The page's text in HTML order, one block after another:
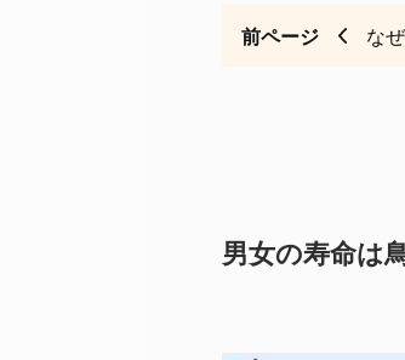
前ページ な
男女の寿命は